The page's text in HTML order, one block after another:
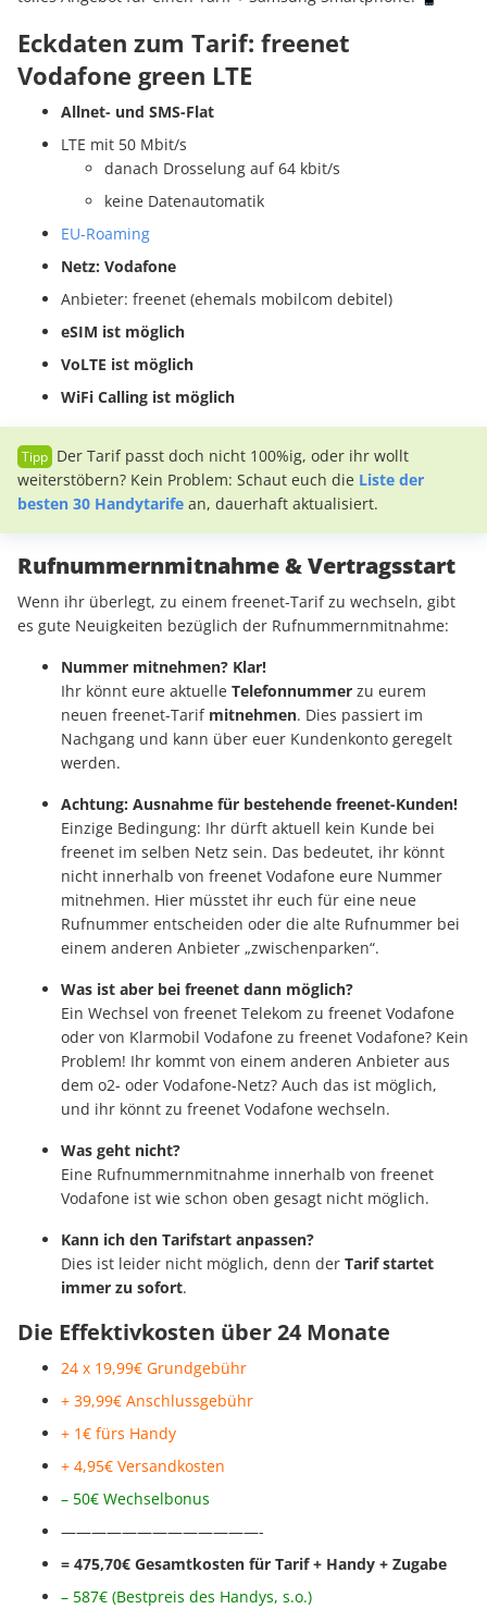
Eckdaten zum Tarif: freenet
Vodafone green LTE
Allnet- und SMS-Flat
LTE mit 50 Mbit/s
danach Drosselung auf 64 kbit/s
keine Datenautomatik
EU-Roaming
Netz: Vodafone
Anbieter: freenet (ehemals mobilcom debitel)
eSIM ist möglich
VoLTE ist möglich
WiFi Calling ist möglich
Der Tarif passt doch nicht 100%ig, oder ihr wollt
weiterstöbern? Kein Problem: Schaut euch die Liste der
besten 30 Handytarife an, dauerhaft aktualisiert.
Rufnummernmitnahme & Vertragsstart
Wenn ihr überlegt, zu einem freenet-Tarif zu wechseln, gibt
es gute Neuigkeiten bezüglich der Rufnummernmitnahme:
Nummer mitnehmen? Klar!
Ihr könnt eure aktuelle Telefonnummer zu eurem
neuen freenet-Tarif mitnehmen. Dies passiert im
Nachgang und kann über euer Kundenkonto geregelt
werden.
Achtung: Ausnahme für bestehende freenet-Kunden!
Einzige Bedingung: Ihr dürft aktuell kein Kunde bei
freenet im selben Netz sein. Das bedeutet, ihr könnt
nicht innerhalb von freenet Vodafone eure Nummer
mitnehmen. Hier müsstet ihr euch für eine neue
Rufnummer entscheiden oder die alte Rufnummer bei
einem anderen Anbieter „zwischenparken“.
Was ist aber bei freenet dann möglich?
Ein Wechsel von freenet Telekom zu freenet Vodafone
oder von Klarmobil Vodafone zu freenet Vodafone? Kein
Problem! Ihr kommt von einem anderen Anbieter aus
dem o2- oder Vodafone-Netz? Auch das ist möglich,
und ihr könnt zu freenet Vodafone wechseln.
Was geht nicht?
Eine Rufnummernmitnahme innerhalb von freenet
Vodafone ist wie schon oben gesagt nicht möglich.
Kann ich den Tarifstart anpassen?
Dies ist leider nicht möglich, denn der Tarif startet
immer zu sofort.
Die Effektivkosten über 24 Monate
24 x 19,99€ Grundgebühr
+ 39,99€ Anschlussgebühr
+ 1€ fürs Handy
+ 4,95€ Versandkosten
– 50€ Wechselbonus
—————————————-
= 475,70€ Gesamtkosten für Tarif + Handy + Zugabe
– 587€ (Bestpreis des Handys, s.o.)